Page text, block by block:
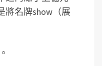
將名牌show（展